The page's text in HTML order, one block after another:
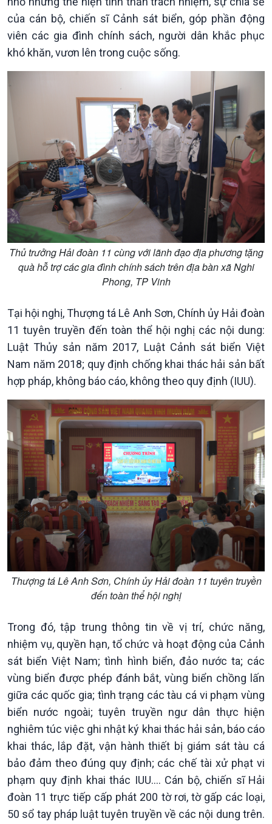
Chính phủ với người dân
Quốc hội với cử tri
Xây dựng đảng
Đảng trong cuộc sống
Nhận diện sự thật
Pháp luật và đời sống
Tin thế giới
Vấn đề quốc tế
Hồ sơ sự kiện quốc tế
Thế giới & Việt Nam
Biên cương - Một dải vững
bền
Kinh tế
Tin Kinh tế
Trước giờ mở cửa
Dòng chảy Kinh tế
Khởi nghiệp
Tuyên chiến với gian lận
thương mại
Nông nghiệp & Biển đảo
Tin Nông nghiệp & Biển
đảo
Mùa vàng
Tâm tình biên giới và hải
đảo
Tìm hiểu biển, đảo Việt
Nam
360 độ Sức khỏe
Chuyển đổi Xanh
Tài nguyên và Môi trường
Chuyên gia của bạn
Xã hội chuyển động
Bước chân đến trường
Khoa học & Công nghệ
Tin Khoa học & Công nghệ
Kết nối công nghệ
Sống chung với biến đổi
khí hậu
của cán bộ, chiến sĩ Cảnh sát biển, góp phần động
viên các gia đình chính sách, người dân khắc phục
khó khăn, vươn lên trong cuộc sống.
Thủ trưởng Hải đoàn 11 cùng với lãnh đạo địa phương tặng
quà hỗ trợ các gia đình chính sách trên địa bàn xã Nghi
Phong, TP Vinh
Tại hội nghị, Thượng tá Lê Anh Sơn, Chính ủy Hải đoàn
11 tuyên truyền đến toàn thể hội nghị các nội dung:
Luật Thủy sản năm 2017, Luật Cảnh sát biển Việt
Nam năm 2018; quy định chống khai thác hải sản bất
hợp pháp, không báo cáo, không theo quy định (IUU).
Thượng tá Lê Anh Sơn, Chính ủy Hải đoàn 11 tuyên truyền
đến toàn thể hội nghị
Trong đó, tập trung thông tin về vị trí, chức năng,
nhiệm vụ, quyền hạn, tổ chức và hoạt động của Cảnh
sát biển Việt Nam; tình hình biển, đảo nước ta; các
vùng biển được phép đánh bắt, vùng biển chồng lấn
giữa các quốc gia; tình trạng các tàu cá vi phạm vùng
biển nước ngoài; tuyên truyền ngư dân thực hiện
nghiêm túc việc ghi nhật ký khai thác hải sản, báo cáo
khai thác, lắp đặt, vận hành thiết bị giám sát tàu cá
bảo đảm theo đúng quy định; các chế tài xử phạt vi
phạm quy định khai thác IUU…. Cán bộ, chiến sĩ Hải
đoàn 11 trực tiếp cấp phát 200 tờ rơi, tờ gấp các loại,
50 sổ tay pháp luật tuyên truyền về các nội dung trên.